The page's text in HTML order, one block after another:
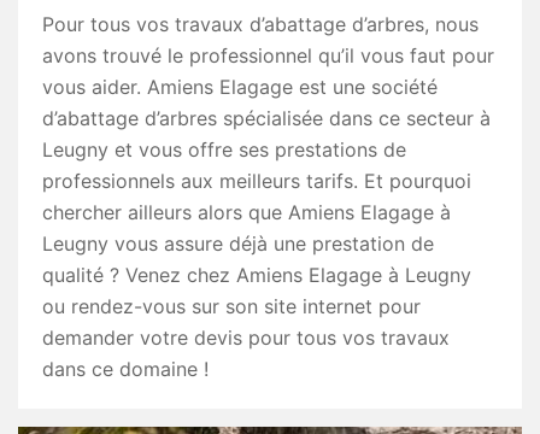
Pour tous vos travaux d’abattage d’arbres, nous
avons trouvé le professionnel qu’il vous faut pour
vous aider. Amiens Elagage est une société
d’abattage d’arbres spécialisée dans ce secteur à
Leugny et vous offre ses prestations de
professionnels aux meilleurs tarifs. Et pourquoi
chercher ailleurs alors que Amiens Elagage à
Leugny vous assure déjà une prestation de
qualité ? Venez chez Amiens Elagage à Leugny
ou rendez-vous sur son site internet pour
demander votre devis pour tous vos travaux
dans ce domaine !